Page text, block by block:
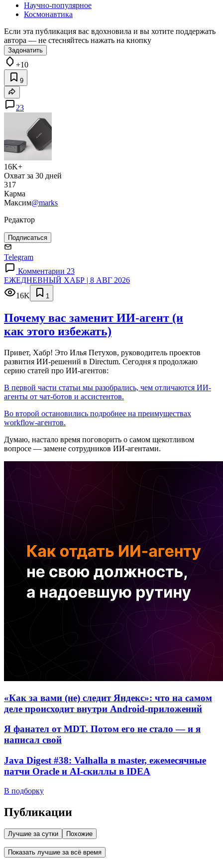
Научно-популярное
Космонавтика
Если эта публикация вас вдохновила и вы хотите поддержать
автора — не стесняйтесь нажать на кнопку
Задонатить
+10
9
23
16K+
Охват за 30 дней
317
Карма
Максим@marks
Редактор
Подписаться
Telegram
Комментарии 23
ЕЖЕДНЕВНЫЙ ХАБР | 8 АВГ 2026
16K
1
Почему вас заменит ИИ‑агент (и
как этого избежать)
Привет, Хабр! Это Илья Петухов, руководитель проектов
развития ИИ-решений в Directum. Сегодня я продолжаю
серию статей про ИИ-агентов:
В первой части статьи мы разобрались, чем отличаются ИИ-
агенты от чат-ботов и ассистентов.
Во второй остановились подробнее на преимуществах
workflow-агентов.
Думаю, настало время поговорить о самом щекотливом
вопросе — замене сотрудников ИИ-агентами.
«Как за вами (не) следит Яндекс»: что на самом
деле происходит внутри Android-приложений
Я фанател от MDT. Потом его не стало — и я
написал свой
Java Digest #38: Valhalla в master, ежемесячные
патчи Oracle и AI-скиллы в IDEA
В подборку
Публикации
Лучшие за сутки Похожие
Показать лучшие за всё время